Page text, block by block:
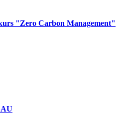
"Zero Carbon Management"